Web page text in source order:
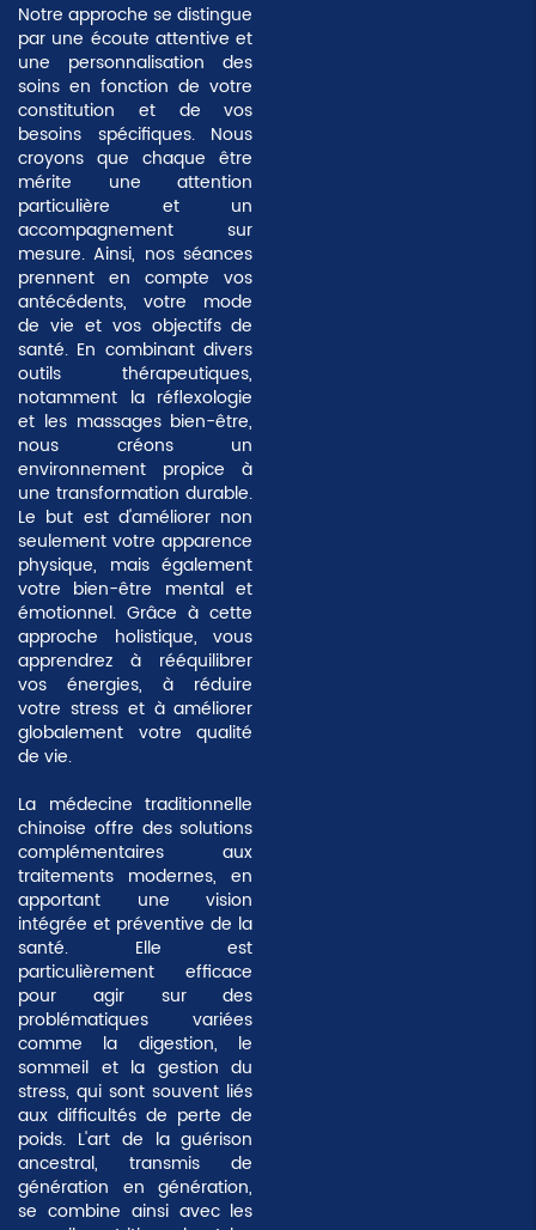
Notre approche se distingue
par une écoute attentive et
une personnalisation des
soins en fonction de votre
constitution et de vos
besoins spécifiques. Nous
croyons que chaque être
mérite une attention
particulière et un
accompagnement sur
mesure. Ainsi, nos séances
prennent en compte vos
antécédents, votre mode
de vie et vos objectifs de
santé. En combinant divers
outils thérapeutiques,
notamment la réflexologie
et les massages bien-être,
nous créons un
environnement propice à
une transformation durable.
Le but est d'améliorer non
seulement votre apparence
physique, mais également
votre bien-être mental et
émotionnel. Grâce à cette
approche holistique, vous
apprendrez à rééquilibrer
vos énergies, à réduire
votre stress et à améliorer
globalement votre qualité
de vie.
La médecine traditionnelle
chinoise offre des solutions
complémentaires aux
traitements modernes, en
apportant une vision
intégrée et préventive de la
santé. Elle est
particulièrement efficace
pour agir sur des
problématiques variées
comme la digestion, le
sommeil et la gestion du
stress, qui sont souvent liés
aux difficultés de perte de
poids. L'art de la guérison
ancestral, transmis de
génération en génération,
se combine ainsi avec les